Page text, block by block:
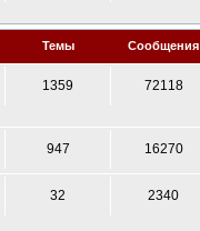
Темы Сообщения
1359 72118
947 16270
32 2340